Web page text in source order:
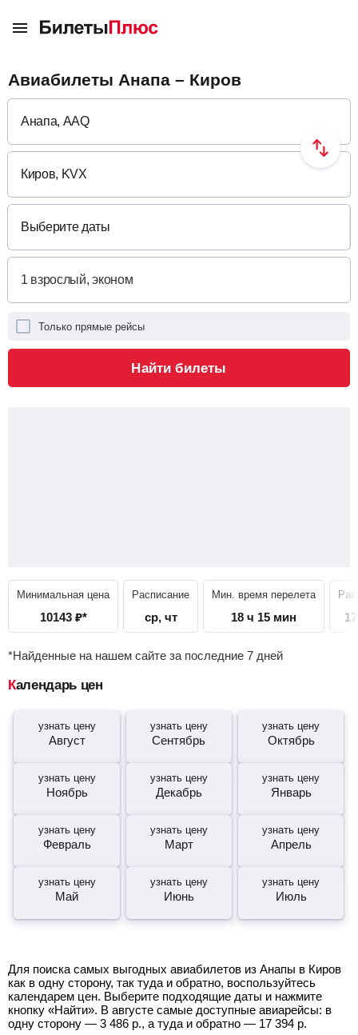
Авиабилеты Анапа – Киров
Выберите даты
Только прямые рейсы
Найти билеты
Минимальная цена
10143 ₽*
Расписание
ср, чт
Мин. время перелета
18 ч 15 мин
*Найденные на нашем сайте за последние 7 дней
Календарь цен
узнать цену
Август
узнать цену
Сентябрь
узнать цену
Октябрь
узнать цену
Ноябрь
узнать цену
Декабрь
узнать цену
Январь
узнать цену
Февраль
узнать цену
Март
узнать цену
Апрель
узнать цену
Май
узнать цену
Июнь
узнать цену
Июль
Для поиска самых выгодных авиабилетов из Анапы в Киров
как в одну сторону, так туда и обратно, воспользуйтесь
календарем цен. Выберите подходящие даты и нажмите
кнопку «Найти». В августе самые доступные авиарейсы: в
одну сторону — 3 486 р., а туда и обратно — 17 394 р.